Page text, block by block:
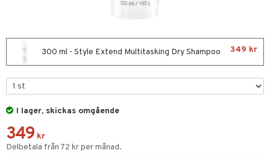
300 ml - Style Extend Multitasking Dry Shampoo 349 kr
I lager, skickas omgående
349 kr
Delbetala från 72 kr per månad.
in balsam
& Antifrizz